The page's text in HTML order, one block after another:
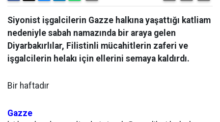
Siyonist işgalcilerin Gazze halkına yaşattığı katliam
nedeniyle sabah namazında bir araya gelen
Diyarbakırlılar, Filistinli mücahitlerin zaferi ve
işgalcilerin helakı için ellerini semaya kaldırdı.
Bir haftadır
Gazze